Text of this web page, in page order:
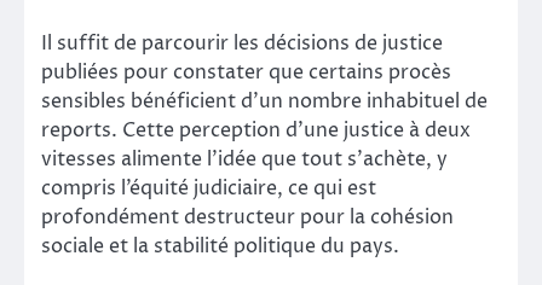
Il suffit de parcourir les décisions de justice
publiées pour constater que certains procès
sensibles bénéficient d’un nombre inhabituel de
reports. Cette perception d’une justice à deux
vitesses alimente l’idée que tout s’achète, y
compris l’équité judiciaire, ce qui est
profondément destructeur pour la cohésion
sociale et la stabilité politique du pays.